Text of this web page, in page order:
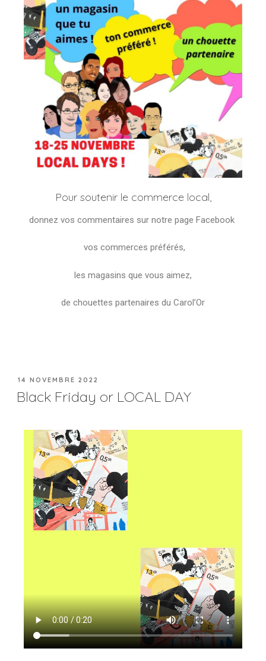
Pour soutenir le commerce local,
donnez vos commentaires sur notre page Facebook
vos commerces préférés,
les magasins que vous aimez,
de chouettes partenaires du Carol’Or
14 NOVEMBRE 2022
Black Friday or LOCAL DAY